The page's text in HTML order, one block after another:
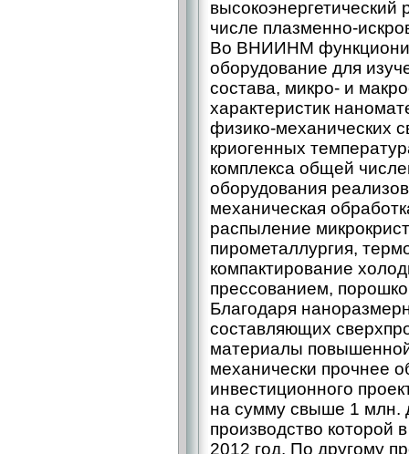
числе плазменно-
Во ВНИИНМ
оборудование для
состава, микро- и
характеристик
физико-механических
криогенных
комплекса общей
оборудования
механическая
распыление
пирометаллургия,
компактирование
прессованием,
Благодаря
составляющих
материалы
механически прочнее
инвестиционного
на сумму свыше 1
производство которой
2012 год. По другому